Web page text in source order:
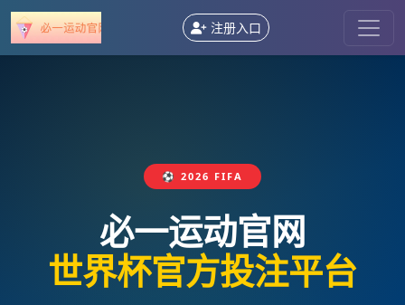
注册入口
⚽ 2026 FIFA
必一运动官网
世界杯官方投注平台